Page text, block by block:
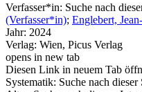
Verfasser*in: Suche nach
(Verfasser*in); Englebert,
Jahr: 2024
Verlag: Wien, Picus Verlag
opens in new tab
Diesen Link in neuem Tab
Systematik: Suche nach dieser